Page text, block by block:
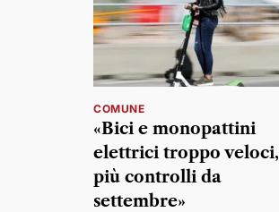
COMUNE
«Bici e monopattini
elettrici troppo veloci,
più controlli da
settembre»